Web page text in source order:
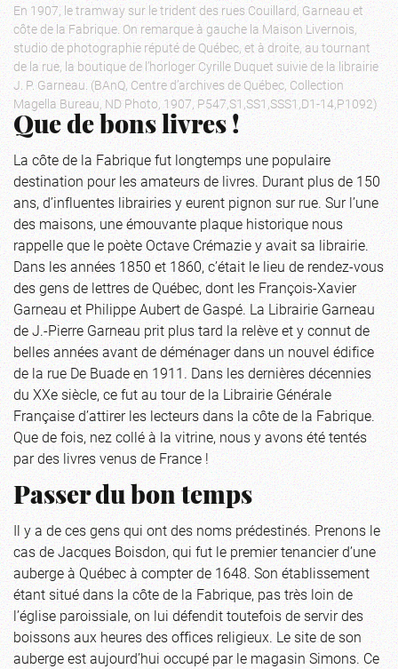
En 1907, le tramway sur le trident des rues Couillard, Garneau et
côte de la Fabrique. On remarque à gauche la Maison Livernois,
studio de photographie réputé de Québec, et à droite, au tournant
de la rue, la boutique de l’horloger Cyrille Duquet suivie de la librairie
J. P. Garneau. (BAnQ, Centre d’archives de Québec, Collection
Magella Bureau, ND Photo, 1907, P547,S1,SS1,SSS1,D1-14,P1092)
Que de bons livres !
La côte de la Fabrique fut longtemps une populaire
destination pour les amateurs de livres. Durant plus de 150
ans, d’influentes librairies y eurent pignon sur rue. Sur l’une
des maisons, une émouvante plaque historique nous
rappelle que le poète Octave Crémazie y avait sa librairie.
Dans les années 1850 et 1860, c’était le lieu de rendez-vous
des gens de lettres de Québec, dont les François-Xavier
Garneau et Philippe Aubert de Gaspé. La Librairie Garneau
de J.-Pierre Garneau prit plus tard la relève et y connut de
belles années avant de déménager dans un nouvel édifice
de la rue De Buade en 1911. Dans les dernières décennies
du XXe siècle, ce fut au tour de la Librairie Générale
Française d’attirer les lecteurs dans la côte de la Fabrique.
Que de fois, nez collé à la vitrine, nous y avons été tentés
par des livres venus de France !
Passer du bon temps
Il y a de ces gens qui ont des noms prédestinés. Prenons le
cas de Jacques Boisdon, qui fut le premier tenancier d’une
auberge à Québec à compter de 1648. Son établissement
étant situé dans la côte de la Fabrique, pas très loin de
l’église paroissiale, on lui défendit toutefois de servir des
boissons aux heures des offices religieux. Le site de son
auberge est aujourd’hui occupé par le magasin Simons. Ce